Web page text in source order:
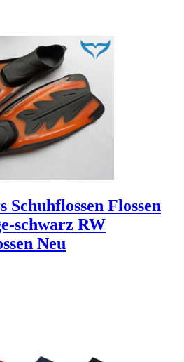
Schuhflossen Flossen
schwarz RW
Neu